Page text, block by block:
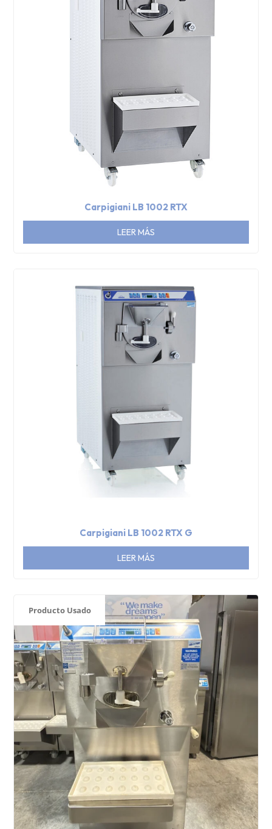
Carpigiani LB 1002 RTX
LEER MÁS
Carpigiani LB 1002 RTX G
LEER MÁS
Producto Usado